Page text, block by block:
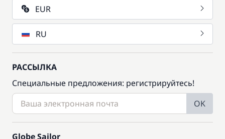
EUR
RU
РАССЫЛКА
Специальные предложения: регистрируйтесь!
OK
Globe Sailor